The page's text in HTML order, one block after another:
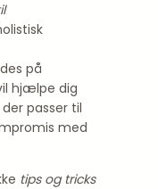
på
hjælpe dig
passer til
med
tips og tricks